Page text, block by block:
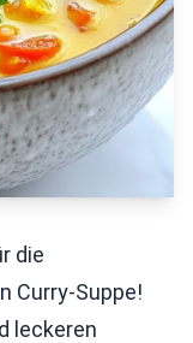
die
Curry-Suppe!
leckeren